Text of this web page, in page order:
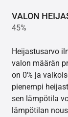
VALON
45%
Heijastusarvo
valon määrän
on 0% ja
pienempi
sen lämpötila
lämpötilan